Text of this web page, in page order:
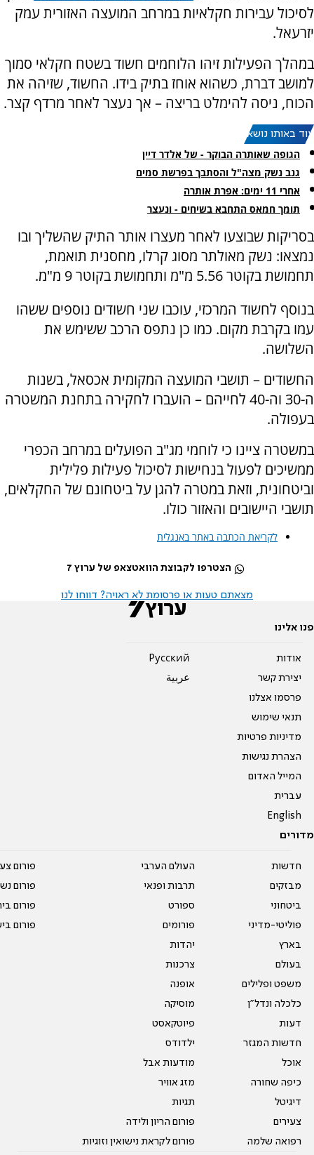
לסיכול עבירות חקלאיות במרחב המועצה האזורית עמק
יזרעאל.
במהלך הפעילות זיהו הלוחמים חשוד בשטח חקלאי סמוך
למושב דברת, כשהוא אוחז בתיק בידו. החשוד, שזיהה את
הכוח, ניסה להימלט בריצה – אך נעצר לאחר מרדף קצר.
עוד באותו נושא:
הגופה שאותרה הבוקר - של אלדר דיין
גנב נשק מצה"ל והסתבך בפרשת סמים
אחרי 11 ימים: אפרת אותרה
תומך חמאס התחבא בשיחים - ונעצר
בסריקות שבוצעו לאחר מעצרו אותר התיק שהשליך ובו
נמצאו: נשק מאולתר מסוג קרלו, מחסנית תואמת,
תחמושת בקוטר 5.56 מ"מ ותחמושת בקוטר 9 מ"מ.
בנוסף לחשוד המרכזי, עוכבו שני חשודים נוספים ששהו
עמו בקרבת מקום. כמו כן נתפס הרכב ששימש את
השלושה.
החשודים – תושבי המועצה המקומית אכסאל, בשנות
ה-30 וה-40 לחייהם – הועברו לחקירה בתחנת המשטרה
בעפולה.
במשטרה ציינו כי לוחמי מג"ב הפועלים במרחב הכפרי
ממשיכים לפעול בנחישות לסיכול פעילות פלילית
וביטחונית, וזאת במטרה להגן על ביטחונם של החקלאים,
תושבי היישובים והאזור כולו.
לקריאת הכתבה באתר באנגלית
הצטרפו לקבוצת הוואטצאפ של ערוץ 7
מצאתם טעות או פרסומת לא ראויה? דווחו לנו
פנו אלינו
אודות
יצירת קשר
פרסמו אצלנו
תנאי שימוש
מדיניות פרטיות
הצהרת נגישות
המייל האדום
עברית
English
Pусский
عربية
מדורים
חדשות
מבזקים
ביטחוני
פוליטי-מדיני
בארץ
בעולם
משפט ופלילים
כלכלה ונדל"ן
דעות
חדשות המגזר
אוכל
כיפה שחורה
דיגיטל
צעירים
רפואה שלמה
העולם הערבי
תרבות ופנאי
ספורט
פורומים
יהדות
צרכנות
אופנה
מוסיקה
פיוטקאסט
ילדודס
מודעות אבל
מזג אוויר
תגיות
פורום הריון ולידה
פורום לקראת נישואין וזוגיות
פורום
פורום
פורום
פורום